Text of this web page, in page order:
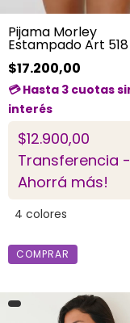
Pijama Morley
Estampado Art 518
$17.200,00
$12.900,00
Transferencia -
Ahorrá más!
4 colores
COMPRAR